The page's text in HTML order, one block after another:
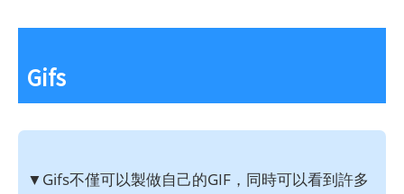
Gifs
▼Gifs不僅可以製做自己的GIF，同時可以看到許多